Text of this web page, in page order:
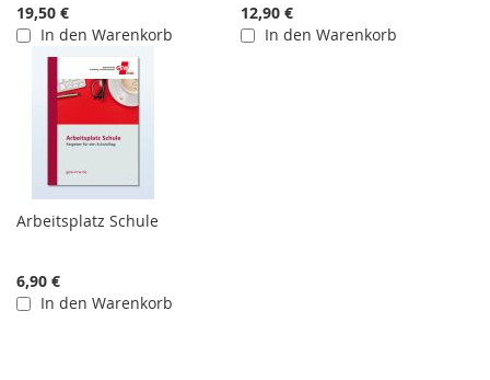
19,50 €
In den Warenkorb
12,90 €
In den Warenkorb
Arbeitsplatz Schule
6,90 €
In den Warenkorb